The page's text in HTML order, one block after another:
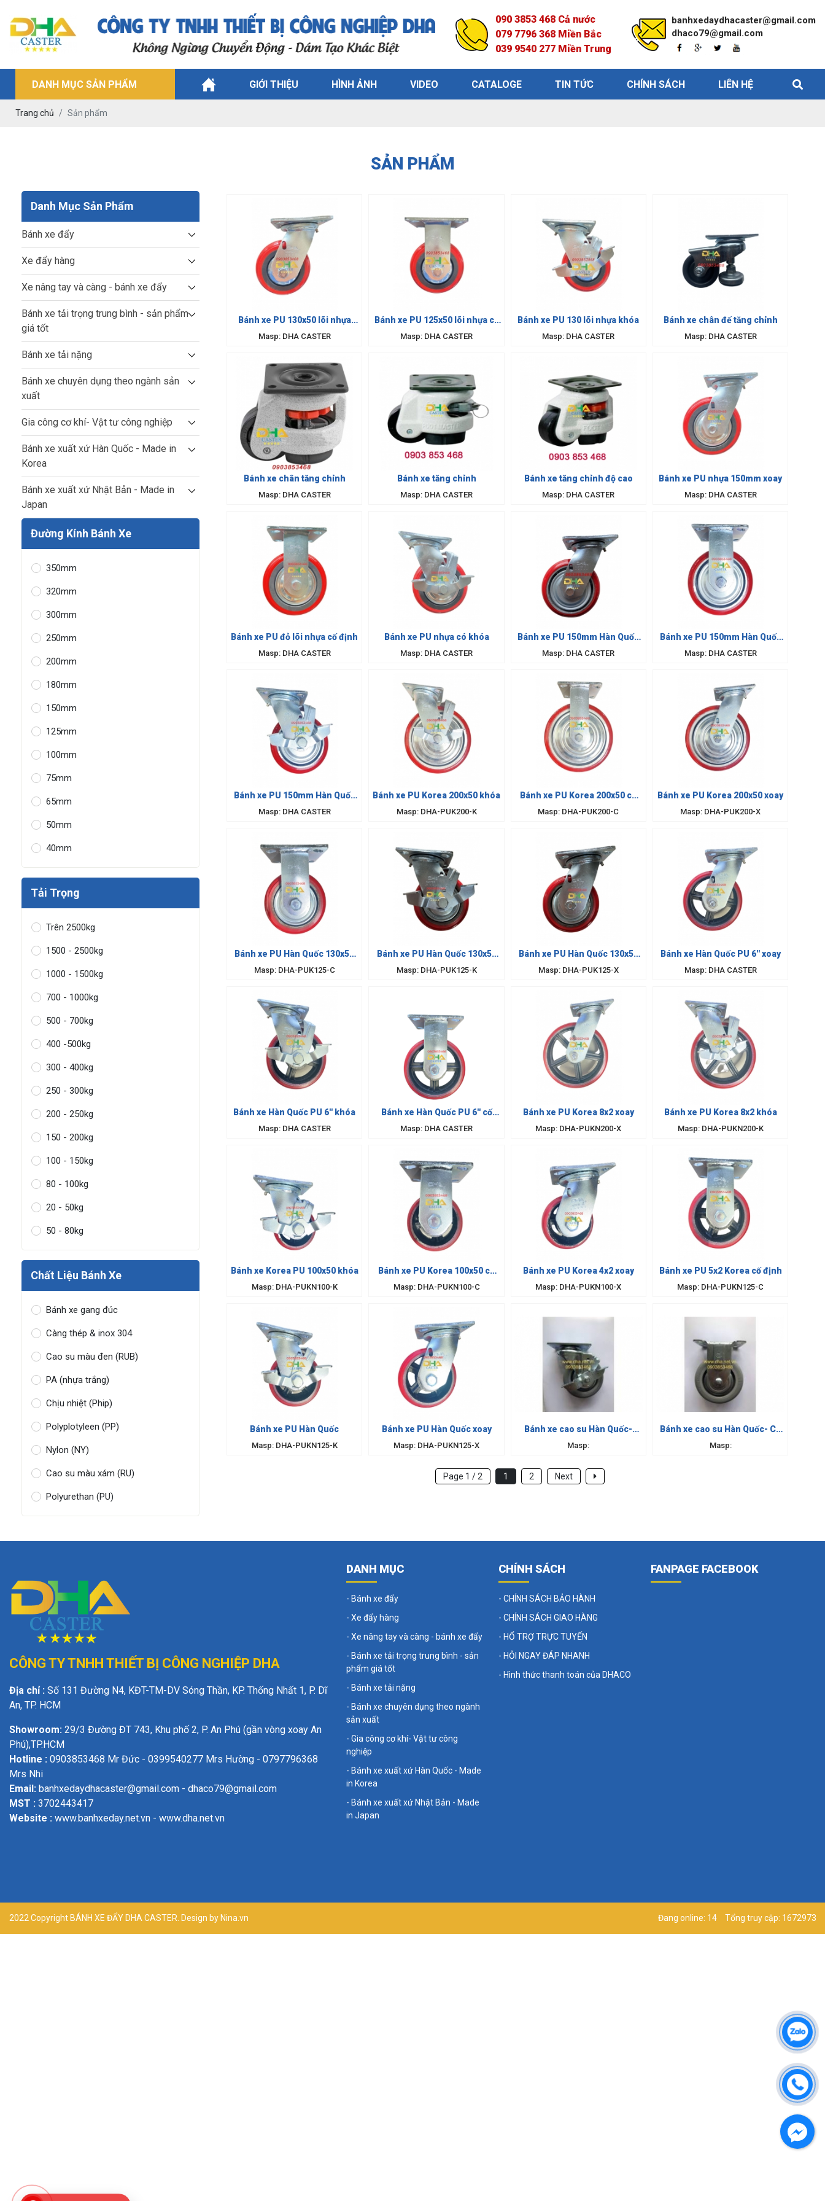
090 3853 468 Cả nước
079 7796 368 Miền Bắc
039 9540 277 Miền Trung
banhxedaydhacaster@gmail.com
dhaco79@gmail.com
DANH MỤC SẢN PHẨM GIỚI THIỆU HÌNH ẢNH VIDEO CATALOGE TIN TỨC CHÍNH SÁCH LIÊN HỆ
Trang chủ Sản phẩm
SẢN PHẨM
Danh Mục Sản Phẩm
Bánh xe đẩy
Xe đẩy hàng
Xe nâng tay và càng - bánh xe đẩy
Bánh xe tải trọng trung bình - sản phẩm
giá tốt
Bánh xe tải nặng
Bánh xe chuyên dụng theo ngành sản
xuất
Gia công cơ khí- Vật tư công nghiệp
Bánh xe xuất xứ Hàn Quốc - Made in
Korea
Bánh xe xuất xứ Nhật Bản - Made in
Japan
Đường Kính Bánh Xe
350mm
320mm
300mm
250mm
200mm
180mm
150mm
125mm
100mm
75mm
65mm
50mm
40mm
Tải Trọng
Trên 2500kg
1500 - 2500kg
1000 - 1500kg
700 - 1000kg
500 - 700kg
400 -500kg
300 - 400kg
250 - 300kg
200 - 250kg
150 - 200kg
100 - 150kg
80 - 100kg
20 - 50kg
50 - 80kg
Chất Liệu Bánh Xe
Bánh xe gang đúc
Càng thép & inox 304
Cao su màu đen (RUB)
PA (nhựa trắng)
Chịu nhiệt (Phip)
Polyplotyleen (PP)
Nylon (NY)
Cao su màu xám (RU)
Polyurethan (PU)
Bánh xe PU 130x50 lõi nhựa
Masp: DHA CASTER
Bánh xe PU 125x50 lõi nhựa cố
Masp: DHA CASTER
Bánh xe PU 130 lõi nhựa khóa
Masp: DHA CASTER
Bánh xe chân đế tăng chỉnh
Masp: DHA CASTER
Bánh xe chân tăng chỉnh
Masp: DHA CASTER
Bánh xe tăng chỉnh
Masp: DHA CASTER
Bánh xe tăng chỉnh độ cao
Masp: DHA CASTER
Bánh xe PU nhựa 150mm xoay
Masp: DHA CASTER
Bánh xe PU đỏ lõi nhựa cố định
Masp: DHA CASTER
Bánh xe PU nhựa có khóa
Masp: DHA CASTER
Bánh xe PU 150mm Hàn Quốc
Masp: DHA CASTER
Bánh xe PU 150mm Hàn Quốc
Masp: DHA CASTER
Bánh xe PU 150mm Hàn Quốc
Masp: DHA CASTER
Bánh xe PU Korea 200x50 khóa
Masp: DHA-PUK200-K
Bánh xe PU Korea 200x50 cố
Masp: DHA-PUK200-C
Bánh xe PU Korea 200x50 xoay
Masp: DHA-PUK200-X
Bánh xe PU Hàn Quốc 130x50
Masp: DHA-PUK125-C
Bánh xe PU Hàn Quốc 130x50
Masp: DHA-PUK125-K
Bánh xe PU Hàn Quốc 130x50
Masp: DHA-PUK125-X
Bánh xe Hàn Quốc PU 6'' xoay
Masp: DHA CASTER
Bánh xe Hàn Quốc PU 6'' khóa
Masp: DHA CASTER
Bánh xe Hàn Quốc PU 6'' cố
Masp: DHA CASTER
Bánh xe PU Korea 8x2 xoay
Masp: DHA-PUKN200-X
Bánh xe PU Korea 8x2 khóa
Masp: DHA-PUKN200-K
Bánh xe Korea PU 100x50 khóa
Masp: DHA-PUKN100-K
Bánh xe PU Korea 100x50 cố
Masp: DHA-PUKN100-C
Bánh xe PU Korea 4x2 xoay
Masp: DHA-PUKN100-X
Bánh xe PU 5x2 Korea cố định
Masp: DHA-PUKN125-C
Bánh xe PU Hàn Quốc
Masp: DHA-PUKN125-K
Bánh xe PU Hàn Quốc xoay
Masp: DHA-PUKN125-X
Bánh xe cao su Hàn Quốc-
Masp:
Bánh xe cao su Hàn Quốc- Cố
Masp:
Page 1 / 2 1 2 Next
CÔNG TY TNHH THIẾT BỊ CÔNG NGHIỆP DHA
Địa chỉ : Số 131 Đường N4, KĐT-TM-DV Sóng Thần, KP. Thống Nhất 1, P. Dĩ
An, TP. HCM
Showroom: 29/3 Đường ĐT 743, Khu phố 2, P. An Phú (gần vòng xoay An
Phú),TP.HCM
Hotline : 0903853468 Mr Đức - 0399540277 Mrs Hường - 0797796368
Mrs Nhi
Email: banhxedaydhacaster@gmail.com - dhaco79@gmail.com
MST : 3702443417
Website : www.banhxeday.net.vn - www.dha.net.vn
DANH MỤC
- Bánh xe đẩy
- Xe đẩy hàng
- Xe nâng tay và càng - bánh xe đẩy
- Bánh xe tải trọng trung bình - sản
phẩm giá tốt
- Bánh xe tải nặng
- Bánh xe chuyên dụng theo ngành
sản xuất
- Gia công cơ khí- Vật tư công
nghiệp
- Bánh xe xuất xứ Hàn Quốc - Made
in Korea
- Bánh xe xuất xứ Nhật Bản - Made
in Japan
CHÍNH SÁCH
- CHÍNH SÁCH BẢO HÀNH
- CHÍNH SÁCH GIAO HÀNG
- HỔ TRỢ TRỰC TUYẾN
- HỎI NGAY ĐÁP NHANH
- Hình thức thanh toán của DHACO
FANPAGE FACEBOOK
2022 Copyright BÁNH XE ĐẨY DHA CASTER. Design by Nina.vn Đang online: 14 Tổng truy cập: 1672973